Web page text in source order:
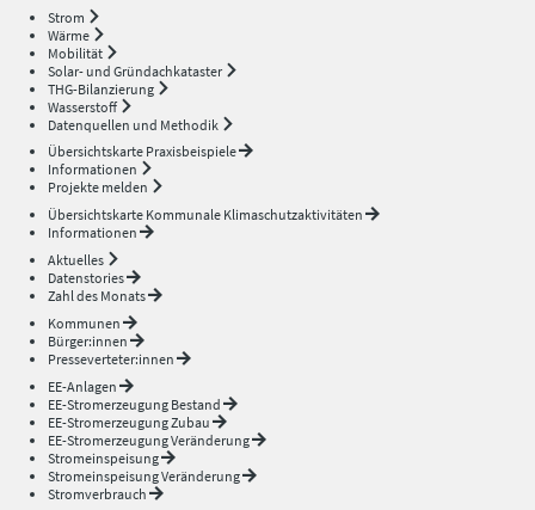
Strom
Wärme
Mobilität
Solar- und Gründachkataster
THG-Bilanzierung
Wasserstoff
Datenquellen und Methodik
Übersichtskarte Praxisbeispiele
Informationen
Projekte melden
Übersichtskarte Kommunale Klimaschutzaktivitäten
Informationen
Aktuelles
Datenstories
Zahl des Monats
Kommunen
Bürger:innen
Presseverteter:innen
EE-Anlagen
EE-Stromerzeugung Bestand
EE-Stromerzeugung Zubau
EE-Stromerzeugung Veränderung
Stromeinspeisung
Stromeinspeisung Veränderung
Stromverbrauch